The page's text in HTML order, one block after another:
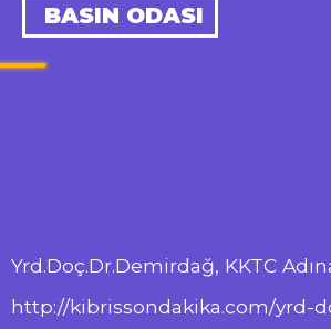
BASIN ODASI
Yrd.Doç.Dr.Demirdağ, KKTC
http://kibrissondakika.com/yrd-